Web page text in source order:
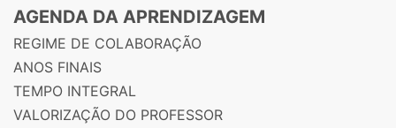
AGENDA DA APRENDIZAGEM
REGIME DE COLABORAÇÃO
ANOS FINAIS
TEMPO INTEGRAL
VALORIZAÇÃO DO PROFESSOR